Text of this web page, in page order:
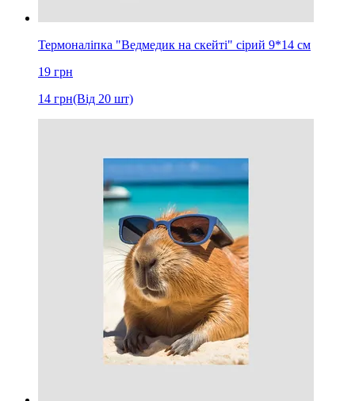
Термоналіпка "Ведмедик на скейті" сірий 9*14 см
19 грн
14 грн(Від 20 шт)